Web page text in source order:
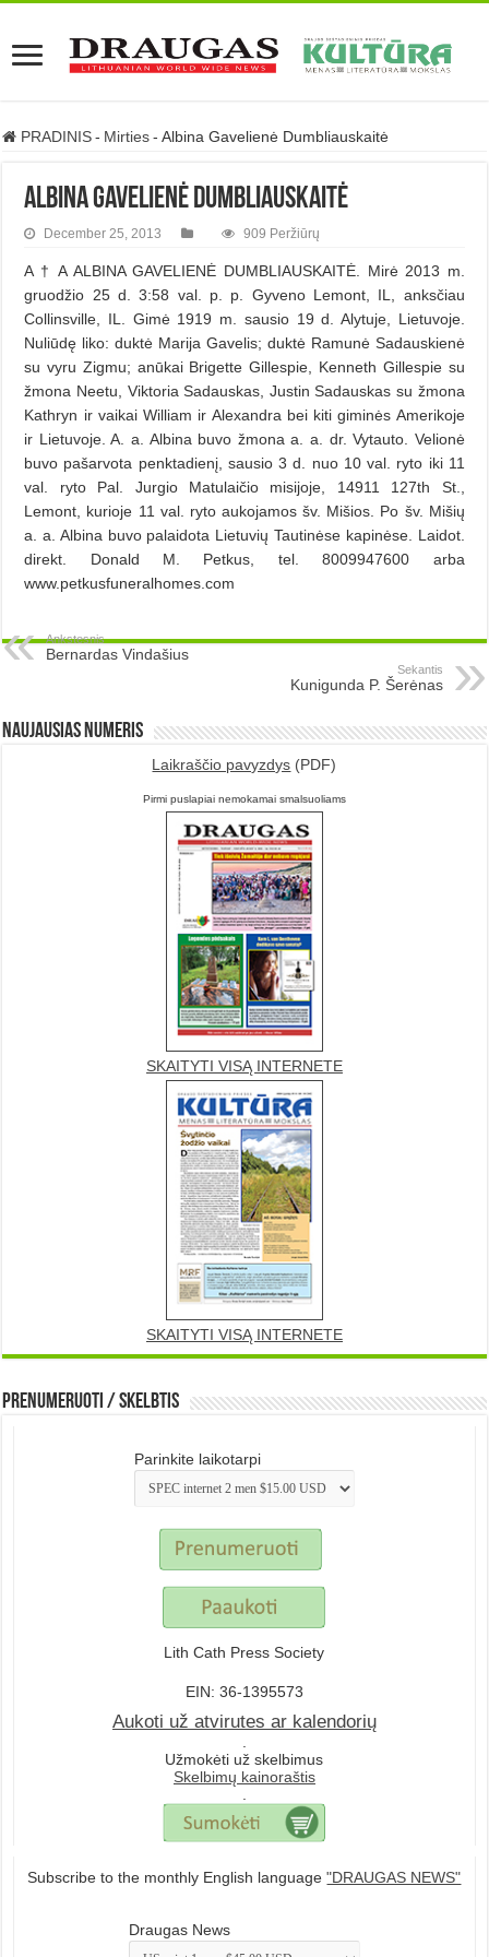
PRADINIS - Mirties - Albina Gavelienė Dumbliauskaitė
Albina Gavelienė Dumbliauskaitė
December 25, 2013 909 Peržiūrų
A † A ALBINA GAVELIENĖ DUMBLIAUSKAITĖ. Mirė 2013 m.
gruodžio 25 d. 3:58 val. p. p. Gyveno Lemont, IL, anksčiau
Collinsville, IL. Gimė 1919 m. sausio 19 d. Alytuje, Lietuvoje.
Nuliūdę liko: duktė Marija Gavelis; duktė Ramunė Sadauskienė
su vyru Zigmu; anūkai Brigette Gillespie, Kenneth Gillespie su
žmona Neetu, Viktoria Sadauskas, Justin Sadauskas su žmona
Kathryn ir vaikai William ir Alexandra bei kiti giminės Amerikoje
ir Lietuvoje. A. a. Albina buvo žmona a. a. dr. Vytauto. Velionė
buvo pašarvota penktadienį, sausio 3 d. nuo 10 val. ryto iki 11
val. ryto Pal. Jurgio Matulaičio misijoje, 14911 127th St.,
Lemont, kurioje 11 val. ryto aukojamos šv. Mišios. Po šv. Mišių
a. a. Albina buvo palaidota Lietuvių Tautinėse kapinėse. Laidot.
direkt. Donald M. Petkus, tel. 8009947600 arba
www.petkusfuneralhomes.com
Ankstesnis
Bernardas Vindašius
Sekantis
Kunigunda P. Šerėnas
Naujausias numeris
Laikraščio pavyzdys (PDF)
Pirmi puslapiai nemokamai smalsuoliams
SKAITYTI VISĄ INTERNETE
SKAITYTI VISĄ INTERNETE
Prenumeruoti / Skelbtis
Parinkite laikotarpi
Lith Cath Press Society
EIN: 36-1395573
Aukoti už atvirutes ar kalendorių
Užmokėti už skelbimus
Skelbimų kainoraštis
Subscribe to the monthly English language"DRAUGAS NEWS"
Draugas News